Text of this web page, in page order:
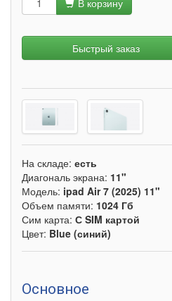
Быстрый заказ
На складе: есть
Диагональ экрана: 11"
Модель: ipad Air 7 (2025) 11"
Объем памяти: 1024 Гб
Сим карта: С SIM картой
Цвет: Blue (синий)
Основное